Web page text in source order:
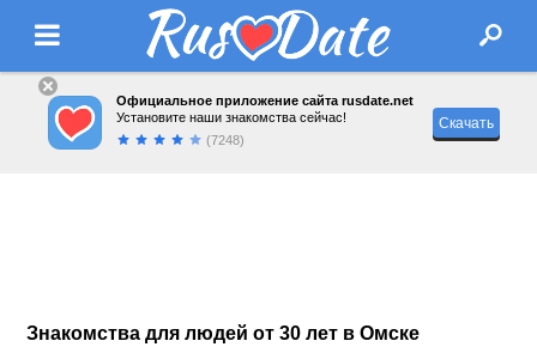
Официальное приложение сайта rusdate.net
Установите наши знакомства сейчас!
(7248)
Скачать
Знакомства для людей от 30 лет в Омске